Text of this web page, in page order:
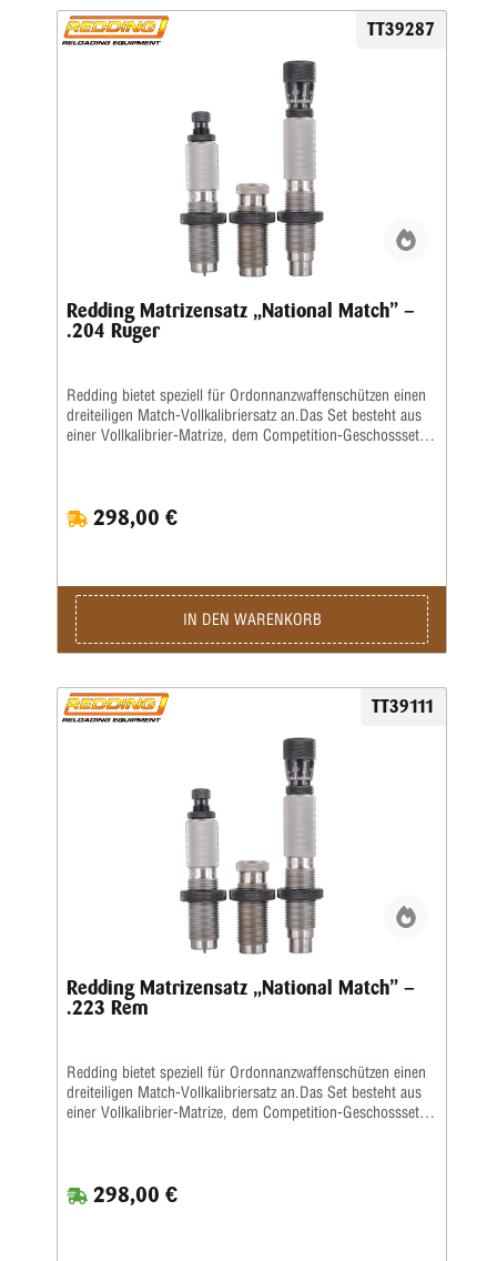
TT39287
Redding Matrizensatz „National Match” –
.204 Ruger
Redding bietet speziell für Ordonnanzwaffenschützen einen
dreiteiligen Match-Vollkalibriersatz an.Das Set besteht aus
einer Vollkalibrier-Matrize, dem Competition-Geschosssetzer
298,00 €
IN DEN WARENKORB
TT39111
Redding Matrizensatz „National Match” –
.223 Rem
Redding bietet speziell für Ordonnanzwaffenschützen einen
dreiteiligen Match-Vollkalibriersatz an.Das Set besteht aus
einer Vollkalibrier-Matrize, dem Competition-Geschosssetzer
298,00 €